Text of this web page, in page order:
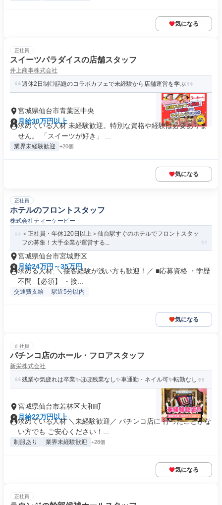
気になる
正社員
スイーツパラダイスの店舗スタッフ
井上商事株式会社
週休2日制◎話題のコラボカフェで未経験から店舗運営を学ぶ
宮城県仙台市青葉区中央
月給30万円以上
求めている人材 未経験歓迎。特別な資格や経験は必要ありま
せん。 「スイーツが好き」 ...
業界未経験歓迎 +20個
気になる
正社員
ホテルのフロントスタッフ
株式会社ティーケーピー
＜正社員・年休120日以上＞仙台駅すぐのホテルでフロントスタッ
フの募集！大手企業が運営する...
宮城県仙台市宮城野区
月給24万円～35万円
求める人材: ＼接客経験が浅い方も歓迎！／ ■応募資格 ・学歴
不問 【必須】 ・接...
交通費支給 駅近5分以内
気になる
正社員
パチンコ店のホール・フロアスタッフ
新栄株式会社
残業や気疲れは卒業✨ほぼ残業なし✨車通勤・ネイル可✨転勤なし
宮城県仙台市若林区大和町
月給22万円以上
求めている人材 ＼未経験歓迎／ パチンコ店に 行ったことがな
い方でも ご安心ください！...
制服あり 業界未経験歓迎 +28個
気になる
正社員